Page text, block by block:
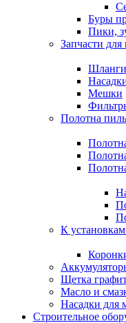
Буры
Пики,
Запчасти для
Шланги
Мешки
Полотна
К
Щетка
Масло и
Насадки для
Строительное